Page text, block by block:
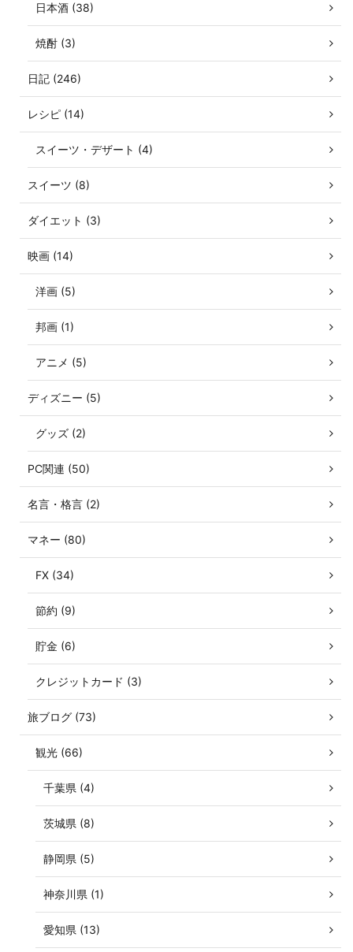
日本酒 (38)
焼酎 (3)
日記 (246)
レシピ (14)
スイーツ・デザート (4)
スイーツ (8)
ダイエット (3)
映画 (14)
洋画 (5)
邦画 (1)
アニメ (5)
ディズニー (5)
グッズ (2)
PC関連 (50)
名言・格言 (2)
マネー (80)
FX (34)
節約 (9)
貯金 (6)
クレジットカード (3)
旅ブログ (73)
観光 (66)
千葉県 (4)
茨城県 (8)
静岡県 (5)
神奈川県 (1)
愛知県 (13)